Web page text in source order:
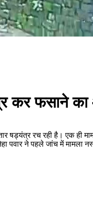
कर फसाने
रच रही है। एक ही
पवार ने पहले जांच में मामला